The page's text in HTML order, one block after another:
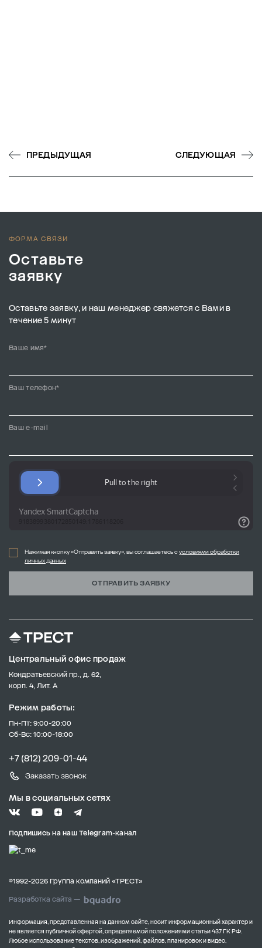
ПРЕДЫДУЩАЯ СЛЕДУЮЩАЯ
ФОРМА СВЯЗИ
Оставьте
заявку
Оставьте заявку, и наш менеджер свяжется с Вами в
течение 5 минут
Ваше имя*
Ваш телефон*
Ваш e-mail
Нажимая кнопку «Отправить заявку», вы соглашаетесь сусловиями обработки
личных данных
ОТПРАВИТЬ ЗАЯВКУ
Центральный офис продаж
Кондратьевский пр., д. 62,
корп. 4, Лит. А
Режим работы:
Пн-Пт: 9:00-20:00
Сб-Вс: 10:00-18:00
+7 (812) 209-01-44
Заказать звонок
Мы в социальных сетях
Подпишись на наш Telegram-канал
©1992-2026 Группа компаний «ТРЕСТ»
Разработка сайта —
Информация, представленная на данном сайте, носит информационный характер и
не является публичной офертой, определяемой положениями статьи 437 ГК РФ.
Любое использование текстов, изображений, файлов, планировок и видео,